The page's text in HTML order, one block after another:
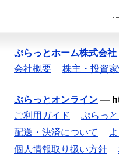
ぷらっとホーム株式会社
会社概要
株主・投資
ぷらっとオンライン —
ご利用ガイド
ぷらっ
配送・決済について
個人情報取り扱い方針